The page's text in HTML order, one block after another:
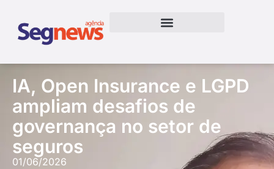
IA, Open Insurance e LGPD
ampliam desafios de
governança no setor de
seguros
01/06/2026